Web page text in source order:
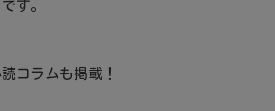
す。
コラムも掲載！